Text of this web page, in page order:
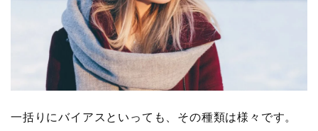
一括りにバイアスといっても、その種類は様々です。